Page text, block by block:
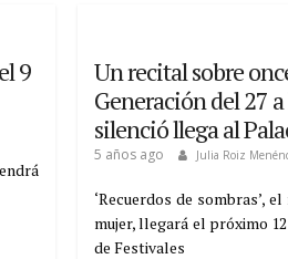
9
Un recital sobre
Generación del 27
silenció llega al
5 años ago Julia Roiz
‘Recuerdos de sombras’,
mujer, llegará el próximo
de Festivales